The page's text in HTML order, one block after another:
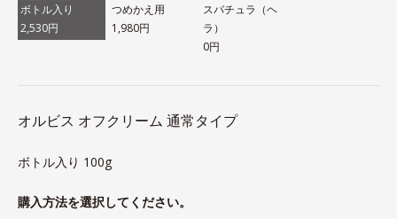
ボトル入り
2,530円
つめかえ用
1,980円
スパチュラ（ヘ
ラ）
0円
オルビス オフクリーム 通常タイプ
ボトル入り 100g
購入方法を選択してください。